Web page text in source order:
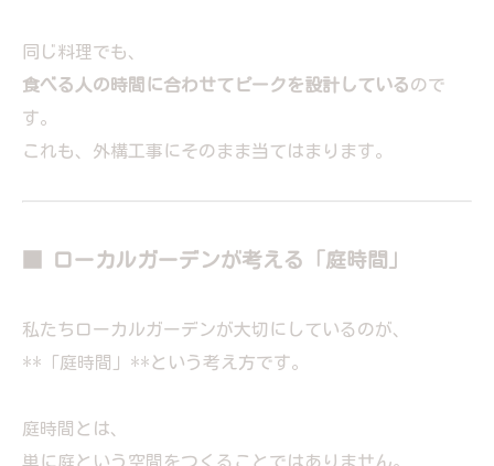
同じ料理でも、
食べる人の時間に合わせてピークを設計しているので
す。
これも、外構工事にそのまま当てはまります。
■ ローカルガーデンが考える「庭時間」
私たちローカルガーデンが大切にしているのが、
**「庭時間」**という考え方です。
庭時間とは、
単に庭という空間をつくることではありません。